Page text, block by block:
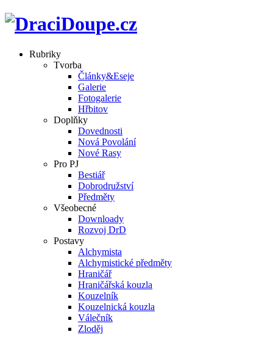
Rubriky
Tvorba
Články&Eseje
Galerie
Fotogalerie
Hřbitov
Doplňky
Dovednosti
Nová Povolání
Nové Rasy
Pro PJ
Bestiář
Dobrodružství
Předměty
Všeobecné
Downloady
Rozvoj DrD
Postavy
Alchymista
Alchymistické předměty
Hraničář
Hraničářská kouzla
Kouzelník
Kouzelnická kouzla
Válečník
Zloděj